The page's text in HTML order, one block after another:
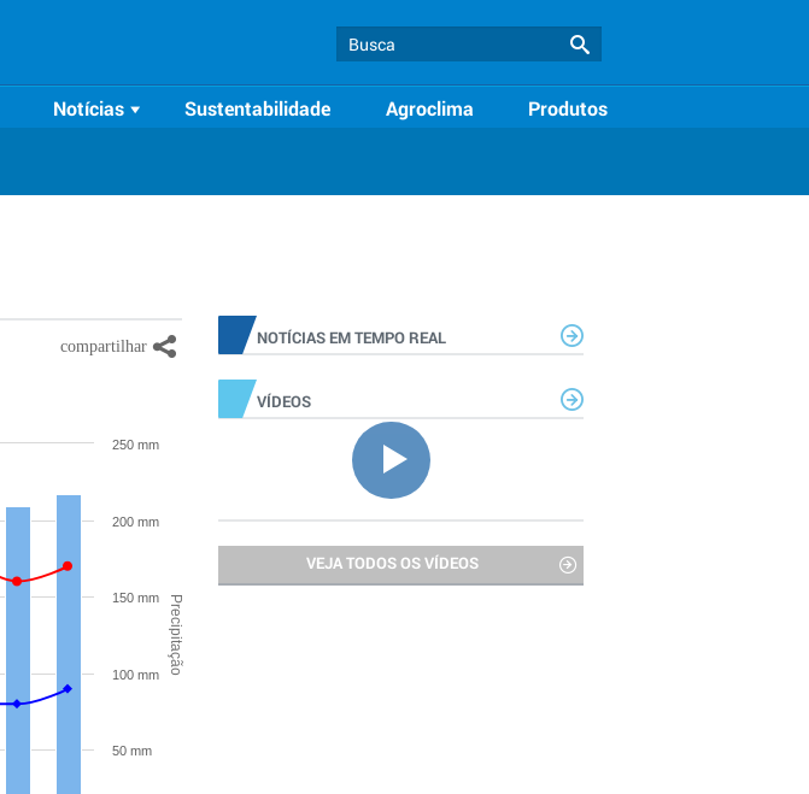
Notícias Sustentabilidade Agroclima Produtos
Precipitação
50 mm
100 mm
150 mm
200 mm
250 mm
NOTÍCIAS EM TEMPO REAL
VÍDEOS
VEJA TODOS OS VÍDEOS